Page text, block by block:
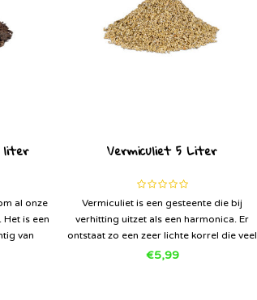
liter
al onze
is een
van
in
Vermiculiet 5 Liter
Vermiculiet is een gesteente die bij
verhitting uitzet als een harmonica. Er
ontstaat zo een zeer lichte korrel die veel
vocht en voedingsstoffen kan
€5,99